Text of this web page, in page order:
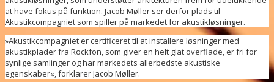
at have fokus på funktion. Jacob Møller ser derfor plads til
Akustikcompagniet som spiller på markedet for akustikløsninger.
»Akustikcompagniet er certificeret til at installere løsninger med
akustikplader fra Rockfon, som giver en helt glat overflade, er fri for
synlige samlinger og har markedets allerbedste akustiske
egenskaber«, forklarer Jacob Møller.